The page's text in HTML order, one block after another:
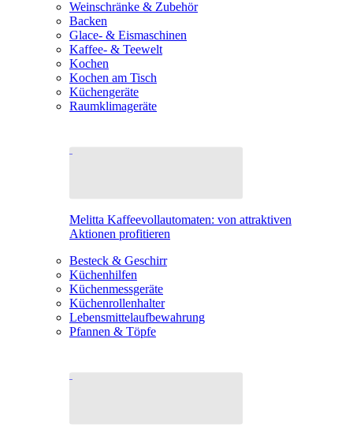
Weinschränke & Zubehör
Backen
Glace- & Eismaschinen
Kaffee- & Teewelt
Kochen
Kochen am Tisch
Küchengeräte
Raumklimageräte
Melitta Kaffeevollautomaten: von attraktiven
Aktionen profitieren
Besteck & Geschirr
Küchenhilfen
Küchenmessgeräte
Küchenrollenhalter
Lebensmittelaufbewahrung
Pfannen & Töpfe